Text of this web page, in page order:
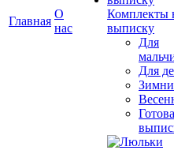
Главная
О
нас
Комплекты
выписку
Для
Для